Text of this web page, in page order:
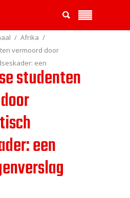
Afrika
vermoord door
een
studenten
een